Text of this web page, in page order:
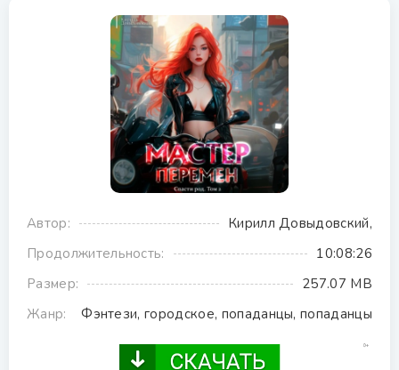
Автор:
Кирилл Довыдовский,
Продолжительность:
10:08:26
Размер:
257.07 MB
Жанр:
Фэнтези, городское, попаданцы, попаданцы